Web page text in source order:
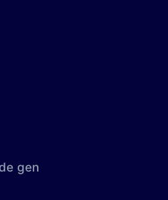
gen